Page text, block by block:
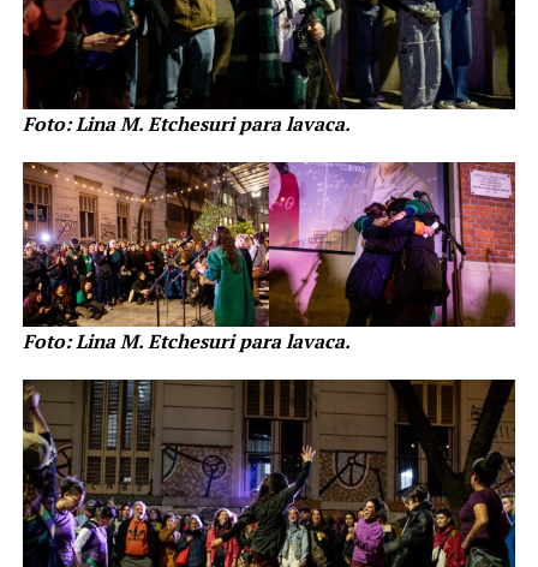
Foto: Lina M. Etchesuri para lavaca.
Foto: Lina M. Etchesuri para lavaca.